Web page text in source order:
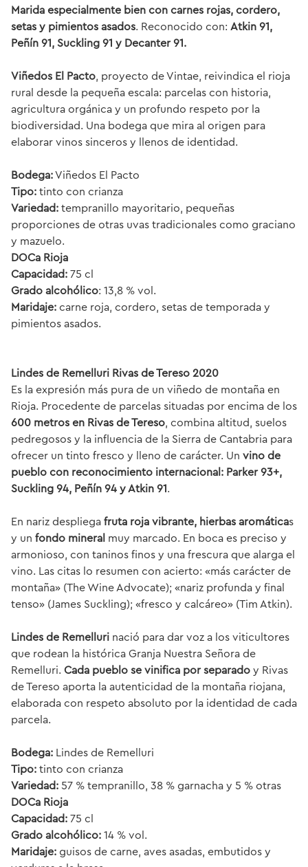
Marida especialmente bien con carnes rojas, cordero,
setas y pimientos asados. Reconocido con: Atkin 91,
Peñín 91, Suckling 91 y Decanter 91.
Viñedos El Pacto, proyecto de Vintae, reivindica el rioja
rural desde la pequeña escala: parcelas con historia,
agricultura orgánica y un profundo respeto por la
biodiversidad. Una bodega que mira al origen para
elaborar vinos sinceros y llenos de identidad.
Bodega:Viñedos El Pacto
Tipo: tinto con crianza
Variedad: tempranillo mayoritario, pequeñas
proporciones de otras uvas tradicionales como graciano
y mazuelo.
DOCa Rioja
Capacidad: 75 cl
Grado alcohólico: 13,8 % vol.
Maridaje: carne roja, cordero, setas de temporada y
pimientos asados.
Lindes de Remelluri Rivas de Tereso 2020
Es la expresión más pura de un viñedo de montaña en
Rioja. Procedente de parcelas situadas por encima de los
600 metros en Rivas de Tereso, combina altitud, suelos
pedregosos y la influencia de la Sierra de Cantabria para
ofrecer un tinto fresco y lleno de carácter. Un vino de
pueblo con reconocimiento internacional: Parker 93+,
Suckling 94, Peñín 94 y Atkin 91 .
En nariz despliega fruta roja vibrante, hierbas aromáticas
y un fondo mineral muy marcado. En boca es preciso y
armonioso, con taninos finos y una frescura que alarga el
vino. Las citas lo resumen con acierto: «más carácter de
montaña» (The Wine Advocate); «nariz profunda y final
tenso» (James Suckling); «fresco y calcáreo» (Tim Atkin).
Lindes de Remelluri nació para dar voz a los viticultores
que rodean la histórica Granja Nuestra Señora de
Remelluri. Cada pueblo se vinifica por separado y Rivas
de Tereso aporta la autenticidad de la montaña riojana,
elaborada con respeto absoluto por la identidad de cada
parcela.
Bodega: Lindes de Remelluri
Tipo: tinto con crianza
Variedad: 57 % tempranillo, 38 % garnacha y 5 % otras
DOCa Rioja
Capacidad: 75 cl
Grado alcohólico: 14 % vol.
Maridaje: guisos de carne, aves asadas, embutidos y